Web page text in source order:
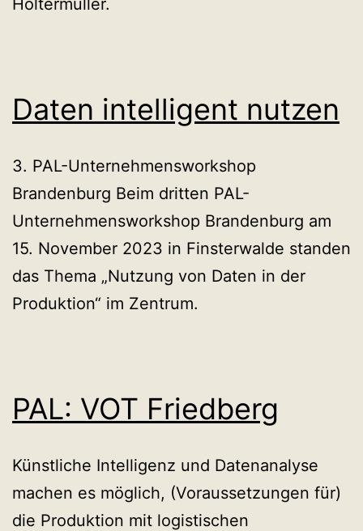
Holtermüller.
Daten intelligent nutzen
3. PAL-Unternehmensworkshop
Brandenburg Beim dritten PAL-
Unternehmensworkshop Brandenburg am
15. November 2023 in Finsterwalde standen
das Thema „Nutzung von Daten in der
Produktion“ im Zentrum.
PAL: VOT Friedberg
Künstliche Intelligenz und Datenanalyse
machen es möglich, (Voraussetzungen für)
die Produktion mit logistischen